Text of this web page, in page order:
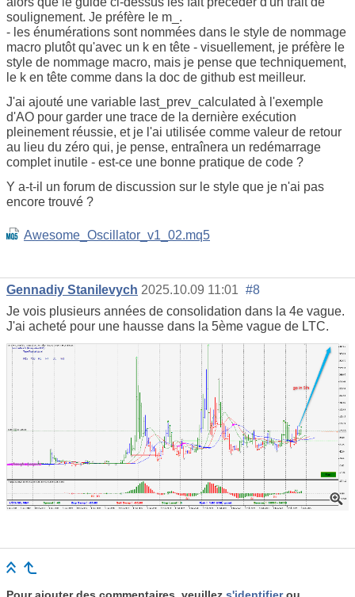
soulignement. Je préfère le m_.
- les énumérations sont nommées dans le style de nommage
macro plutôt qu'avec un k en tête - visuellement, je préfère le
style de nommage macro, mais je pense que techniquement,
le k en tête comme dans la doc de github est meilleur.
J'ai ajouté une variable last_prev_calculated à l'exemple
d'AO pour garder une trace de la dernière exécution
pleinement réussie, et je l'ai utilisée comme valeur de retour
au lieu du zéro qui, je pense, entraînera un redémarrage
complet inutile - est-ce une bonne pratique de code ?
Y a-t-il un forum de discussion sur le style que je n'ai pas
encore trouvé ?
Awesome_Oscillator_v1_02.mq5
Gennadiy Stanilevych 2025.10.09 11:01 #8
Je vois plusieurs années de consolidation dans la 4e vague.
J'ai acheté pour une hausse dans la 5ème vague de LTC.
Pour ajouter des commentaires, veuillez s'identifierou